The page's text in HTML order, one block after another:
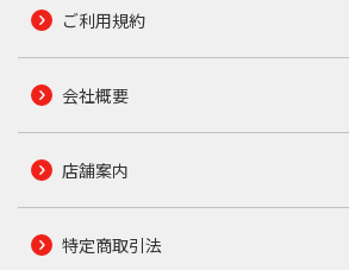
ご利用規約
会社概要
店舗案内
特定商取引法